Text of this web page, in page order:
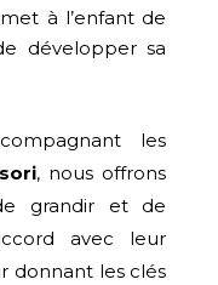
à l’enfant de
développer sa
les
, nous offrons
grandir et de
avec leur
donnant les clés